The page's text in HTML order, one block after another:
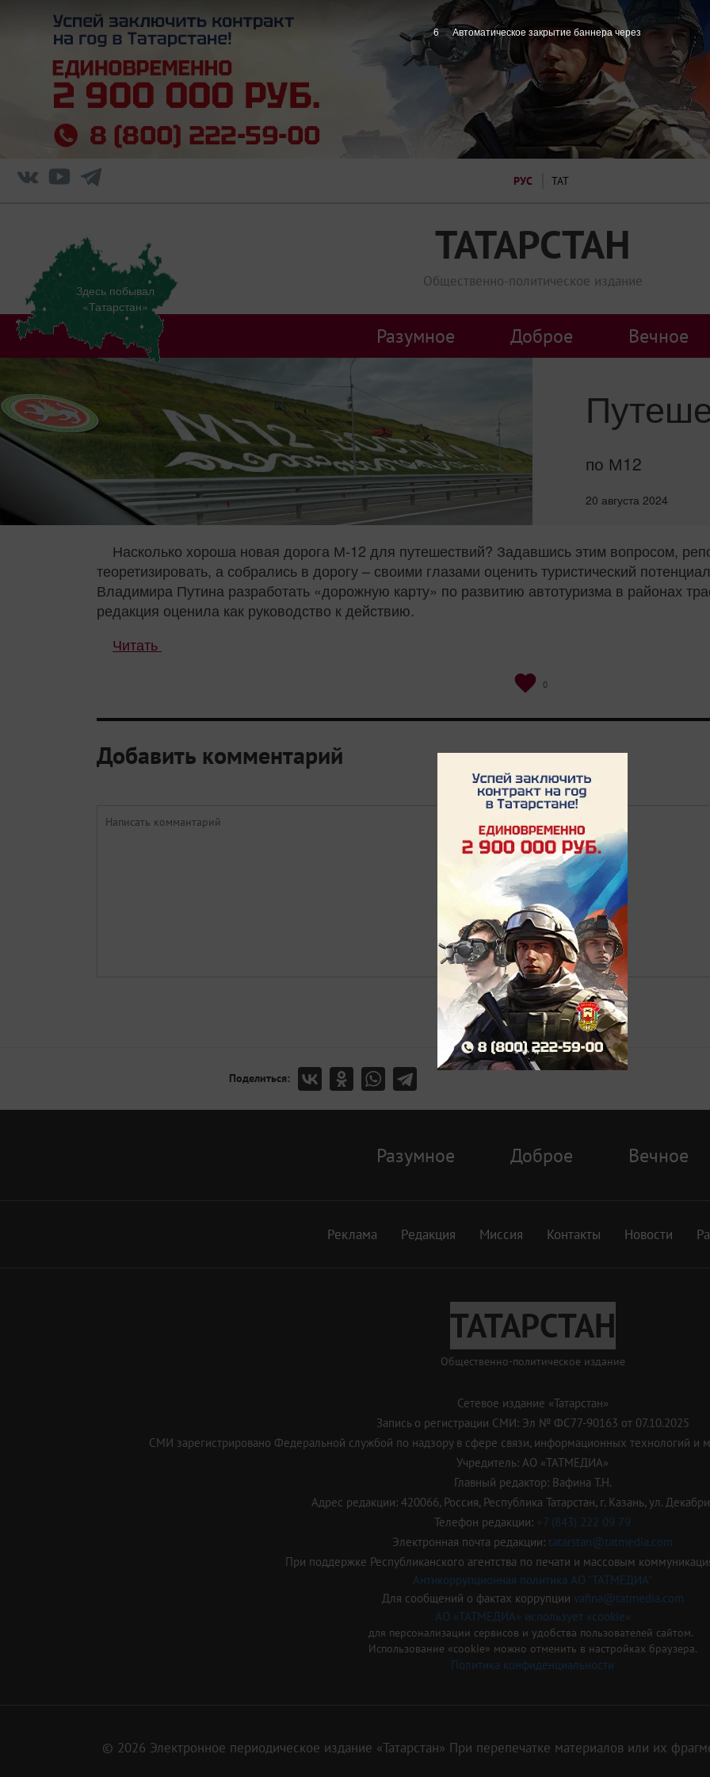
РУС ТАТ
ТАТАРСТАН
Общественно-политическое издание
Здесь побывал
«Татарстан»
Разумное Доброе Вечное
по М12
20 августа 2024
Насколько хороша новая дорога М-12 для путешествий? Задавшись этим вопросом,
теоретизировать, а собрались в дорогу – своими глазами оценить туристический
Владимира Путина разработать «дорожную карту» по развитию автотуризма в районах
редакция оценила как руководство к действию.
Читать
0
Добавить комментарий
Поделиться:
Разумное Доброе Вечное
Реклама Редакция Миссия Контакты Новости
ТАТАРСТАН
Общественно-политическое издание
Сетевое издание «Татарстан»
Запись о регистрации СМИ: Эл № ФС77-90163 от 07.10.2025
СМИ зарегистрировано Федеральной службой по надзору в сфере связи, информационных технологий и
Учредитель: АО «ТАТМЕДИА»
Главный редактор: Вафина Т.Н.
Адрес редакции: 420066, Россия, Республика Татарстан, г. Казань, ул.
Телефон редакции: +7 (843) 222 09 79
Электронная почта редакции: tatarstan@tatmedia.com
При поддержке Республиканского агентства по печати и массовым
Антикоррупционная политика АО "ТАТМЕДИА"
Для сообщений о фактах коррупции vafina@tatmedia.com
АО «ТАТМЕДИА» использует «cookie»
для персонализации сервисов и удобства пользователей сайтом.
Использование «cookie» можно отменить в настройках браузера.
Политика конфиденциальности
© 2026 Электронное периодическое издание «Татарстан» При перепечатке материалов или их
5 Автоматическое закрытие баннера через